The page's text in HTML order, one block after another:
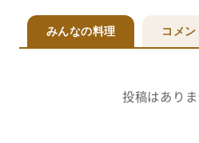
みんなの料理 コメン
投稿はありま